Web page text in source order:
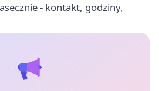
- kontakt, godziny,